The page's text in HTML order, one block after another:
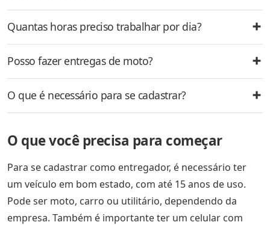
Quantas horas preciso trabalhar por dia?
Posso fazer entregas de moto?
O que é necessário para se cadastrar?
O que você precisa para começar
Para se cadastrar como entregador, é necessário ter
um veículo em bom estado, com até 15 anos de uso.
Pode ser moto, carro ou utilitário, dependendo da
empresa. Também é importante ter um celular com